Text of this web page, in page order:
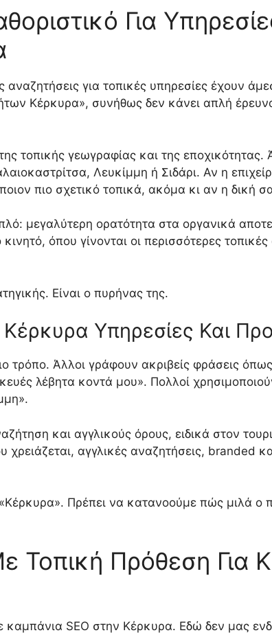
Για
αναζητήσεις για τοπικές υπηρεσίες έχουν
Κέρκυρα», συνήθως δεν κάνει απλή
τοπικής γεωγραφίας και της
Λευκίμμη ή Σιδάρι. Αν η
πιο σχετικό τοπικά, ακόμα κι αν η δική
μεγαλύτερη ορατότητα στα οργανικά
όπου γίνονται οι περισσότερες
Είναι ο πυρήνας της.
Υπηρεσίες Και
τρόπο. Άλλοι γράφουν ακριβείς φράσεις
λέβητα κοντά μου». Πολλοί
και αγγλικούς όρους, ειδικά στον
χρειάζεται, αγγλικές αναζητήσεις, branded
Πρέπει να κατανοούμε πώς μιλά ο
Τοπική Πρόθεση Για
SEO στην Κέρκυρα. Εδώ δεν μας